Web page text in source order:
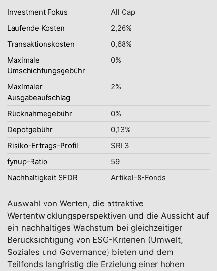
Investment Fokus
All Cap
Laufende Kosten
2,26%
Transaktionskosten
0,68%
Maximale
Umschichtungsgebühr
0%
Maximaler
Ausgabeaufschlag
2%
Rücknahmegebühr
0%
Depotgebühr
0,13%
Risiko-Ertrags-Profil
SRI 3
fynup-Ratio
59
Nachhaltigkeit SFDR
Artikel-8-Fonds
Auswahl von Werten, die attraktive
Wertentwicklungsperspektiven und die Aussicht auf
ein nachhaltiges Wachstum bei gleichzeitiger
Berücksichtigung von ESG-Kriterien (Umwelt,
Soziales und Governance) bieten und dem
Teilfonds langfristig die Erzielung einer hohen